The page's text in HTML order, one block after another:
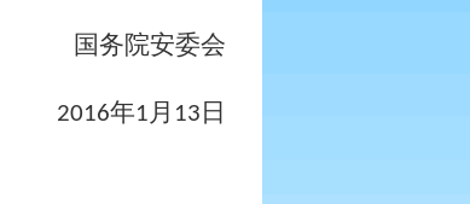
国务院安委会
2016年1月 13 日